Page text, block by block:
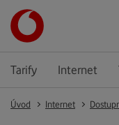
Tarify Internet
Úvod Internet